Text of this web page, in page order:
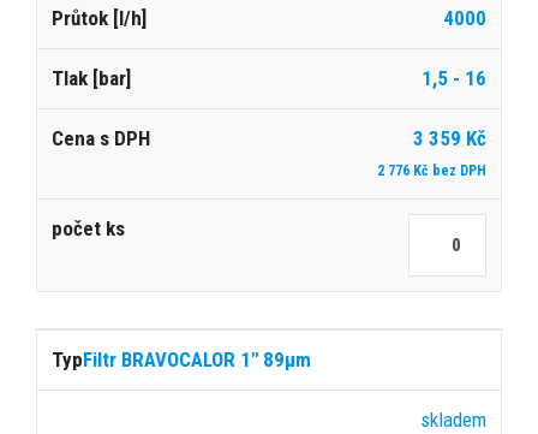
4000
1,5 - 16
3 359 Kč
2 776 Kč bez DPH
Filtr BRAVOCALOR 1" 89μm
skladem